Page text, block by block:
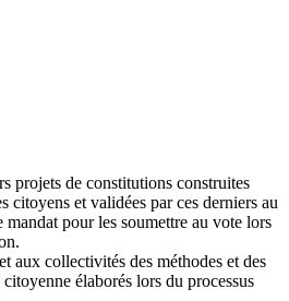
projets de constitutions construites
citoyens et validées par ces derniers au
mandat pour les soumettre au vote lors
aux collectivités des méthodes et des
élaborés lors du processus